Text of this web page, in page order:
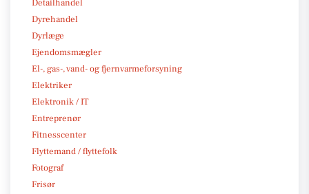
Detailhandel
Dyrehandel
Dyrlæge
Ejendomsmægler
El-, gas-, vand- og fjernvarmeforsyning
Elektriker
Elektronik / IT
Entreprenør
Fitnesscenter
Flyttemand / flyttefolk
Fotograf
Frisør